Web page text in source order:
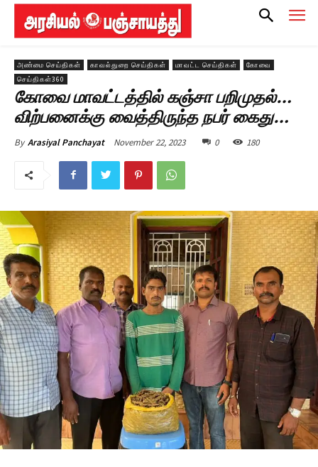
அண்மை செய்திகள் காவல்துறை செய்திகள் மாவட்ட செய்திகள்
கோவை
செய்திகள்360
கோவை மாவட்டத்தில் கஞ்சா பறிமுதல்…
விற்பனைக்கு வைத்திருந்த நபர் கைது…
By Arasiyal Panchayat November 22, 2023 0 180